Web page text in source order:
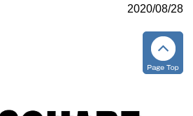
2020/08/28